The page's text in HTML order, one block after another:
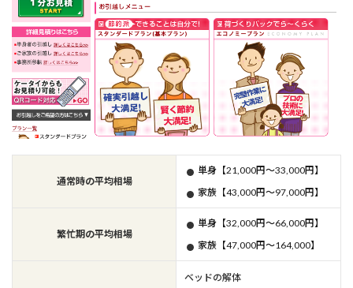
通常時の平均相場
単身【21,000円～33,000円】
家族【43,000円～97,000円】
繁忙期の平均相場
単身【32,000円～66,000円】
家族【47,000円～164,000】
ベッドの解体